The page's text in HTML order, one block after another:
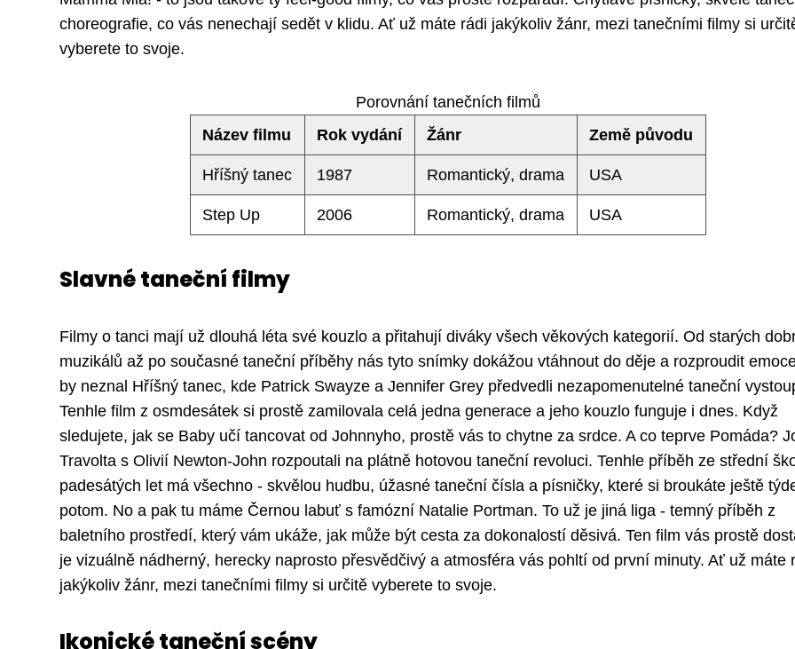
choreografie, co vás nenechají sedět v klidu. Ať už máte rádi jakýkoliv žánr, mezi tanečními filmy si
vyberete to svoje.
Porovnání tanečních filmů
Název filmu
Rok vydání Žánr Země původu
Hříšný tanec 1987 Romantický, drama USA
Step Up 2006 Romantický, drama USA
Slavné taneční filmy
Filmy o tanci mají už dlouhá léta své kouzlo a přitahují diváky všech věkových kategorií. Od starých
muzikálů až po současné taneční příběhy nás tyto snímky dokážou vtáhnout do děje a rozproudit
by neznal Hříšný tanec, kde Patrick Swayze a Jennifer Grey předvedli nezapomenutelné taneční
Tenhle film z osmdesátek si prostě zamilovala celá jedna generace a jeho kouzlo funguje i dnes. Když
sledujete, jak se Baby učí tancovat od Johnnyho, prostě vás to chytne za srdce. A co teprve Pomáda?
Travolta s Olivií Newton-John rozpoutali na plátně hotovou taneční revoluci. Tenhle příběh ze střední
padesátých let má všechno - skvělou hudbu, úžasné taneční čísla a písničky, které si broukáte ještě
potom. No a pak tu máme Černou labuť s famózní Natalie Portman. To už je jiná liga - temný příběh z
baletního prostředí, který vám ukáže, jak může být cesta za dokonalostí děsivá. Ten film vás prostě
je vizuálně nádherný, herecky naprosto přesvědčivý a atmosféra vás pohltí od první minuty. Ať už máte
jakýkoliv žánr, mezi tanečními filmy si určitě vyberete to svoje.
Ikonické taneční scény